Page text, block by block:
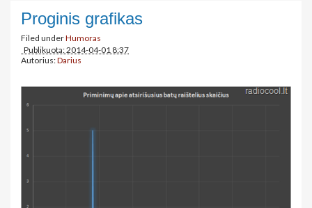
Proginis grafikas
Filed underHumoras
Publikuota: 2014-04-01 8:37
Autorius:Darius